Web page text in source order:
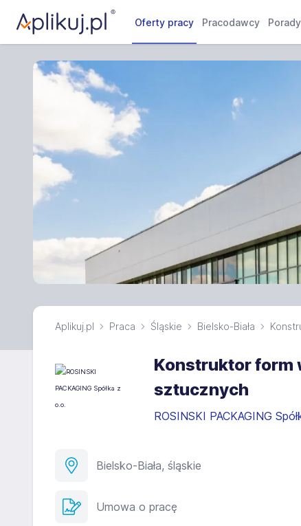
Oferty pracy Pracodawcy Porady
Aplikuj.pl Praca Śląskie Bielsko-Biała
Konstruktor form
sztucznych
ROSINSKI PACKAGING
Bielsko-Biała, śląskie
Umowa o pracę